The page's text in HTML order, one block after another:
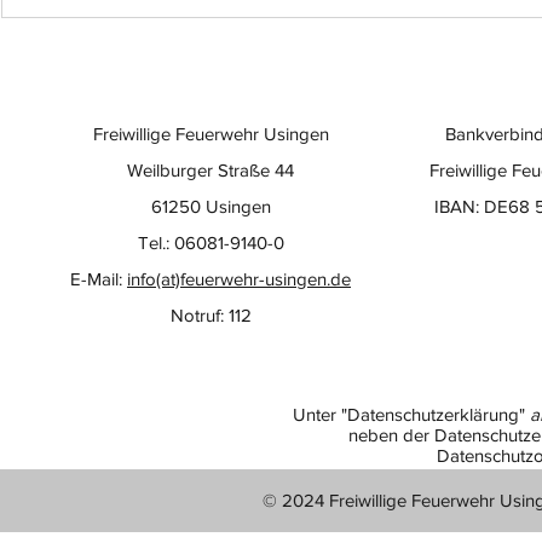
Freiwillige
IBAN: DE68
Freiwillige Feuerwehr Usingen
Weilburger Straße 44
61250 Usingen
Tel.: 06081-9140-0
E-Mail: info(at)feuerwehr-usingen.de
Notruf: 112
Unter "Datenschutzerklärung"
neben der
© 2024 Freiwillige Feuerwehr